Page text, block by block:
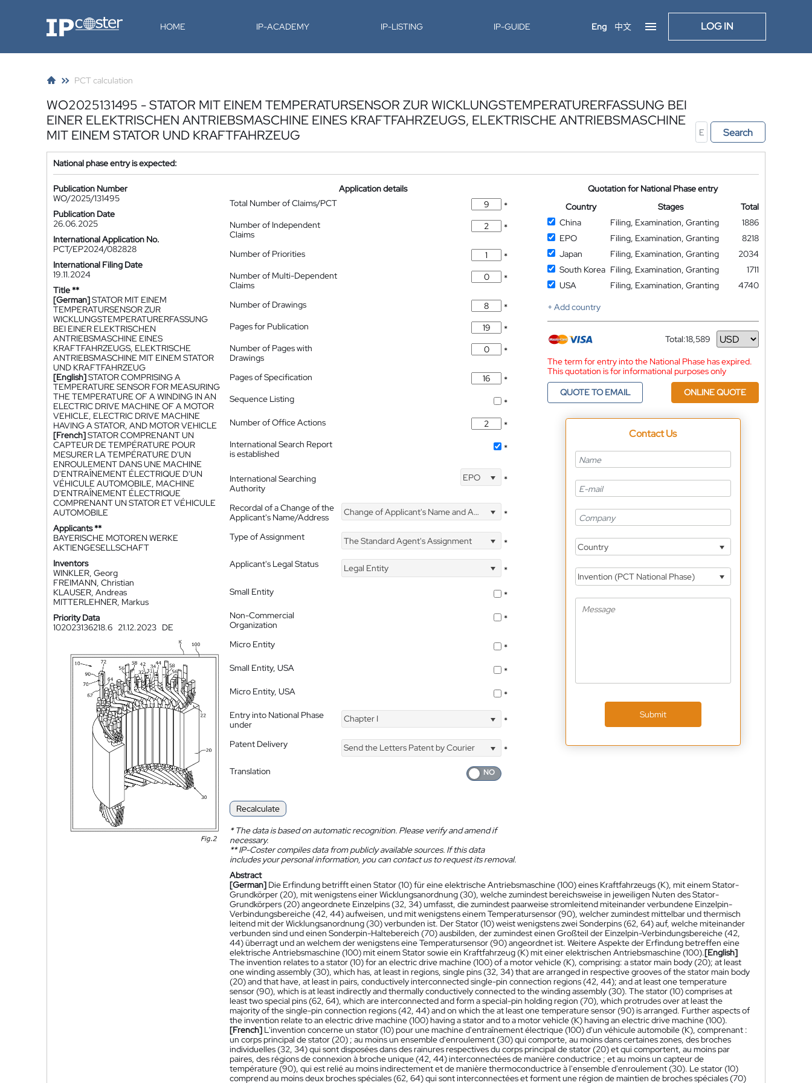
IP-Coster HOME IP-ACADEMY IP-LISTING IP-GUIDE Eng 中文 LOG IN
PCT calculation
WO2025131495 - STATOR MIT EINEM TEMPERATURSENSOR ZUR WICKLUNGSTEMPERATURERFASSUNG BEI
EINER ELEKTRISCHEN ANTRIEBSMASCHINE EINES KRAFTFAHRZEUGS, ELEKTRISCHE ANTRIEBSMASCHINE
MIT EINEM STATOR UND KRAFTFAHRZEUG
Search
National phase entry is expected:
Publication Number
WO/2025/131495
Publication Date
26.06.2025
International Application No.
PCT/EP2024/082828
International Filing Date
19.11.2024
Title **
[German]STATOR MIT EINEM
TEMPERATURSENSOR ZUR
WICKLUNGSTEMPERATURERFASSUNG
BEI EINER ELEKTRISCHEN
ANTRIEBSMASCHINE EINES
KRAFTFAHRZEUGS, ELEKTRISCHE
ANTRIEBSMASCHINE MIT EINEM STATOR
UND KRAFTFAHRZEUG
[English]STATOR COMPRISING A
TEMPERATURE SENSOR FOR MEASURING
THE TEMPERATURE OF A WINDING IN AN
ELECTRIC DRIVE MACHINE OF A MOTOR
VEHICLE, ELECTRIC DRIVE MACHINE
HAVING A STATOR, AND MOTOR VEHICLE
[French]STATOR COMPRENANT UN
CAPTEUR DE TEMPÉRATURE POUR
MESURER LA TEMPÉRATURE D'UN
ENROULEMENT DANS UNE MACHINE
D'ENTRAÎNEMENT ÉLECTRIQUE D'UN
VÉHICULE AUTOMOBILE, MACHINE
D'ENTRAÎNEMENT ÉLECTRIQUE
COMPRENANT UN STATOR ET VÉHICULE
AUTOMOBILE
Applicants **
BAYERISCHE MOTOREN WERKE
AKTIENGESELLSCHAFT
Inventors
WINKLER, Georg
FREIMANN, Christian
KLAUSER, Andreas
MITTERLEHNER, Markus
Priority Data
102023136218.6 21.12.2023 DE
Application details
Total Number of Claims/PCT
*
Number of Independent
Claims
*
Number of Priorities
*
Number of Multi-Dependent
Claims
*
Number of Drawings
*
Pages for Publication
*
Number of Pages with
Drawings
*
Pages of Specification
*
Sequence Listing
*
Number of Office Actions
*
International Search Report
is established
*
International Searching
Authority
EPO *
Recordal of a Change of the
Applicant's Name/Address
Change of Applicant's Name and Address *
Type of Assignment The Standard Agent's Assignment
*
Applicant's Legal Status
Legal Entity
*
Small Entity
*
Non-Commercial
Organization
*
Micro Entity
*
Small Entity, USA
*
Micro Entity, USA
*
Entry into National Phase
under
Chapter I *
Patent Delivery Send the Letters Patent by Courier
*
Translation
Recalculate
*The data is based on automatic recognition. Please verify and amend if
necessary.
**IP-Coster compiles data from publicly available sources. If this data
includes your personal information, you can contact us to request its removal.
Quotation for National Phase entry
Country
Stages
Total
China
Filing, Examination, Granting
1886
EPO
Filing, Examination, Granting
8218
Japan
Filing, Examination, Granting
2034
South Korea Filing, Examination, Granting
1711
USA
Filing, Examination, Granting
4740
+ Add country
Total:18,589
Currency
The term for entry into the National Phase has expired.
This quotation is for informational purposes only
QUOTE TO EMAIL
ONLINE QUOTE
Contact Us
Country
Invention (PCT National Phase)
Submit
Abstract
[German] Die Erfindung betrifft einen Stator (10) für eine elektrische Antriebsmaschine (100) eines Kraftfahrzeugs (K), mit einem Stator-
Grundkörper (20), mit wenigstens einer Wicklungsanordnung (30), welche zumindest bereichsweise in jeweiligen Nuten des Stator-
Grundkörpers (20) angeordnete Einzelpins (32, 34) umfasst, die zumindest paarweise stromleitend miteinander verbundene Einzelpin-
Verbindungsbereiche (42, 44) aufweisen, und mit wenigstens einem Temperatursensor (90), welcher zumindest mittelbar und thermisch
leitend mit der Wicklungsanordnung (30) verbunden ist. Der Stator (10) weist wenigstens zwei Sonderpins (62, 64) auf, welche miteinander
verbunden sind und einen Sonderpin-Haltebereich (70) ausbilden, der zumindest einen Großteil der Einzelpin-Verbindungsbereiche (42,
44) überragt und an welchem der wenigstens eine Temperatursensor (90) angeordnet ist. Weitere Aspekte der Erfindung betreffen eine
elektrische Antriebsmaschine (100) mit einem Stator sowie ein Kraftfahrzeug (K) mit einer elektrischen Antriebsmaschine (100).[English]
The invention relates to a stator (10) for an electric drive machine (100) of a motor vehicle (K), comprising: a stator main body (20); at least
one winding assembly (30), which has, at least in regions, single pins (32, 34) that are arranged in respective grooves of the stator main body
(20) and that have, at least in pairs, conductively interconnected single-pin connection regions (42, 44); and at least one temperature
sensor (90), which is at least indirectly and thermally conductively connected to the winding assembly (30). The stator (10) comprises at
least two special pins (62, 64), which are interconnected and form a special-pin holding region (70), which protrudes over at least the
majority of the single-pin connection regions (42, 44) and on which the at least one temperature sensor (90) is arranged. Further aspects of
the invention relate to an electric drive machine (100) having a stator and to a motor vehicle (K) having an electric drive machine (100).
[French] L'invention concerne un stator (10) pour une machine d'entraînement électrique (100) d'un véhicule automobile (K), comprenant :
un corps principal de stator (20) ; au moins un ensemble d'enroulement (30) qui comporte, au moins dans certaines zones, des broches
individuelles (32, 34) qui sont disposées dans des rainures respectives du corps principal de stator (20) et qui comportent, au moins par
paires, des régions de connexion à broche unique (42, 44) interconnectées de manière conductrice ; et au moins un capteur de
température (90), qui est relié au moins indirectement et de manière thermoconductrice à l'ensemble d'enroulement (30). Le stator (10)
comprend au moins deux broches spéciales (62, 64) qui sont interconnectées et forment une région de maintien de broches spéciales (70)